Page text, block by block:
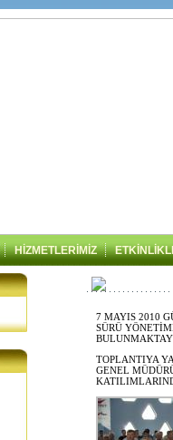
HİZMETLERİMİZ
7 MAYIS 2010
SÜRÜ
TOPLANTIYA
GENEL